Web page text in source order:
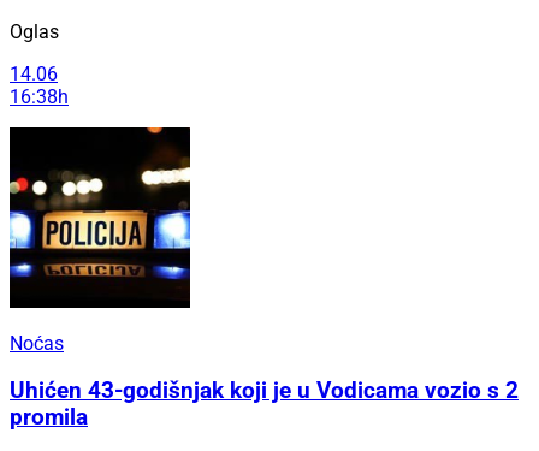
Oglas
14.06
16:38h
Noćas
Uhićen 43-godišnjak koji je u Vodicama vozio s 2
promila